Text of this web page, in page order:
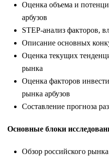
Оценка объема и
арбузов
STEP-анализ факторов,
Описание основных
Оценка текущих
рынка
Оценка факторов
рынка арбузов
Составление прогноза
Основные блоки
Обзор российского рынка